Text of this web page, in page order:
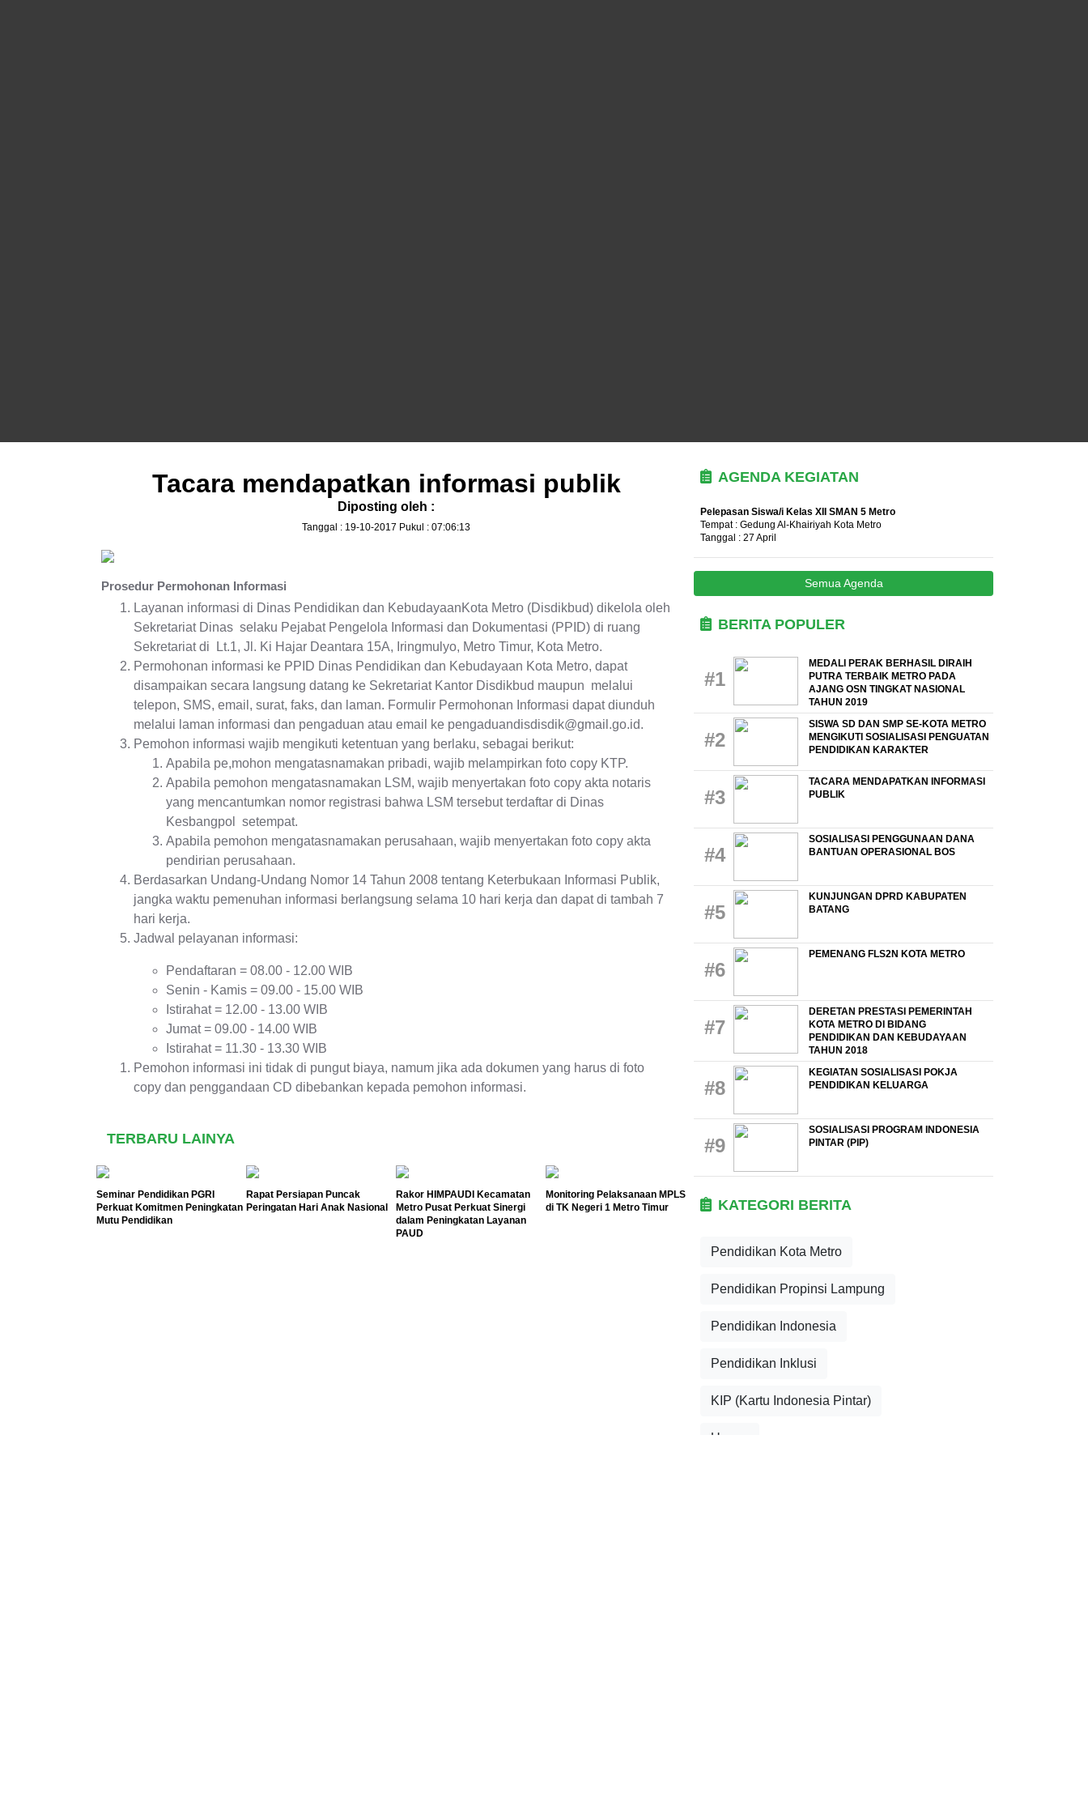
Tacara mendapatkan informasi publik
Diposting oleh :
Tanggal : 19-10-2017 Pukul : 07:06:13
Prosedur Permohonan Informasi
Layanan informasi di Dinas Pendidikan dan KebudayaanKota Metro (Disdikbud) dikelola oleh
Sekretariat Dinas selaku Pejabat Pengelola Informasi dan Dokumentasi (PPID) di ruang
Sekretariat di Lt.1, Jl. Ki Hajar Deantara 15A, Iringmulyo, Metro Timur, Kota Metro.
Permohonan informasi ke PPID Dinas Pendidikan dan Kebudayaan Kota Metro, dapat
disampaikan secara langsung datang ke Sekretariat Kantor Disdikbud maupun melalui
telepon, SMS, email, surat, faks, dan laman. Formulir Permohonan Informasi dapat diunduh
melalui laman informasi dan pengaduan atau email ke pengaduandisdisdik@gmail.go.id.
Pemohon informasi wajib mengikuti ketentuan yang berlaku, sebagai berikut:
Apabila pe,mohon mengatasnamakan pribadi, wajib melampirkan foto copy KTP.
Apabila pemohon mengatasnamakan LSM, wajib menyertakan foto copy akta notaris
yang mencantumkan nomor registrasi bahwa LSM tersebut terdaftar di Dinas
Kesbangpol setempat.
Apabila pemohon mengatasnamakan perusahaan, wajib menyertakan foto copy akta
pendirian perusahaan.
Berdasarkan Undang-Undang Nomor 14 Tahun 2008 tentang Keterbukaan Informasi Publik,
jangka waktu pemenuhan informasi berlangsung selama 10 hari kerja dan dapat di tambah 7
hari kerja.
Jadwal pelayanan informasi:
Pendaftaran = 08.00 - 12.00 WIB
Senin - Kamis = 09.00 - 15.00 WIB
Istirahat = 12.00 - 13.00 WIB
Jumat = 09.00 - 14.00 WIB
Istirahat = 11.30 - 13.30 WIB
Pemohon informasi ini tidak di pungut biaya, namum jika ada dokumen yang harus di foto
copy dan penggandaan CD dibebankan kepada pemohon informasi.
TERBARU LAINYA
Seminar Pendidikan PGRI
Perkuat Komitmen Peningkatan
Mutu Pendidikan
Rapat Persiapan Puncak
Peringatan Hari Anak Nasional
Rakor HIMPAUDI Kecamatan
Metro Pusat Perkuat Sinergi
dalam Peningkatan Layanan
PAUD
Monitoring Pelaksanaan MPLS
di TK Negeri 1 Metro Timur
AGENDA KEGIATAN
Pelepasan Siswa/i Kelas XII SMAN 5 Metro
Tempat : Gedung Al-Khairiyah Kota Metro
Tanggal : 27 April
Semua Agenda
BERITA POPULER
#1
MEDALI PERAK BERHASIL DIRAIH
PUTRA TERBAIK METRO PADA
AJANG OSN TINGKAT NASIONAL
TAHUN 2019
#2
SISWA SD DAN SMP SE-KOTA METRO
MENGIKUTI SOSIALISASI PENGUATAN
PENDIDIKAN KARAKTER
#3
TACARA MENDAPATKAN INFORMASI
PUBLIK
#4
SOSIALISASI PENGGUNAAN DANA
BANTUAN OPERASIONAL BOS
#5
KUNJUNGAN DPRD KABUPATEN
BATANG
#6
PEMENANG FLS2N KOTA METRO
#7
DERETAN PRESTASI PEMERINTAH
KOTA METRO DI BIDANG
PENDIDIKAN DAN KEBUDAYAAN
TAHUN 2018
#8
KEGIATAN SOSIALISASI POKJA
PENDIDIKAN KELUARGA
#9
SOSIALISASI PROGRAM INDONESIA
PINTAR (PIP)
KATEGORI BERITA
Pendidikan Kota Metro
Pendidikan Propinsi Lampung
Pendidikan Indonesia
Pendidikan Inklusi
KIP (Kartu Indonesia Pintar)
Umum